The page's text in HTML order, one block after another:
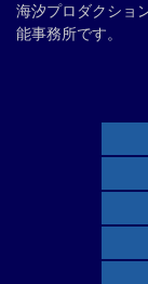
海汐プロダクショ
能事務所です。